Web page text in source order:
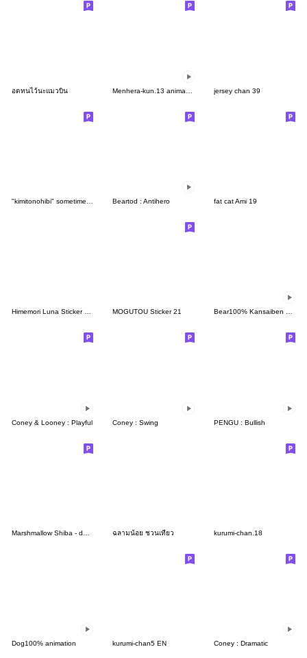
อดทนไว้นะแมวบิน jersey chan 39
Beartod : Antihero fat cat Ami 19
Himemori Luna Sticker Vol.2 MOGUTOU Sticker 21 Bear100% Kansaiben animation 2026
Coney & Looney : Playful Coney : Swing PENGU : Bullish
ฉลามน้อย ชวนเที่ยว kurumi-chan.18
Dog100% animation kurumi-chan5 EN Coney : Dramatic